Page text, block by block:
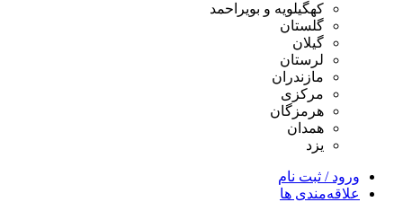
کهگیلویه و بویراحمد
گلستان
گیلان
لرستان
مازندران
مرکزی
هرمزگان
همدان
یزد
ورود / ثبت نام
علاقه‌مندی ها